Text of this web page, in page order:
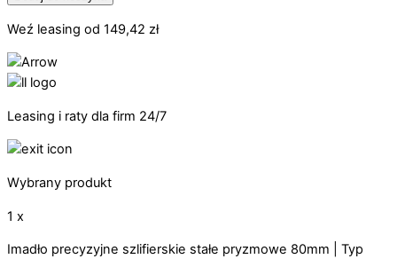
Weź leasing od 149,42 zł
Leasing i raty dla firm 24/7
Wybrany produkt
1 x
Imadło precyzyjne szlifierskie stałe pryzmowe 80mm | Typ